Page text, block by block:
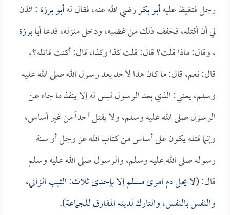
رجل فتغيظ عليهأبو بكررضي الله عنه، فقال لهأبو برزة: ائذن
لي أن أقتله، فخفف ذلك من غضبه، ودخل منزله، فدعاأبا برزة
، وقال: ماذا قلت؟ قال: قلت كذا وكذا، قال: أكنت قاتله؟،
قال: نعم، قال: ما كان هذا لأحد بعد رسول الله صلى الله عليه
وسلم، يعني: الذي بعد الرسول ليس له إلا ينفذ ما جاء عن
الرسول صلى الله عليه وسلم، ولا يقتل أحداً من غير أساس،
وإنما قتله يكون على أساس من كتاب الله عز وجل أو سنة
رسوله صلى الله عليه وسلم، والرسول صلى الله عليه وسلم
قال: (لا يحل دم امرئ مسلم إلا بإحدى ثلاث: الثيب الزاني،
والنفس بالنفس، والتارك لدينه المفارق للجماعة).